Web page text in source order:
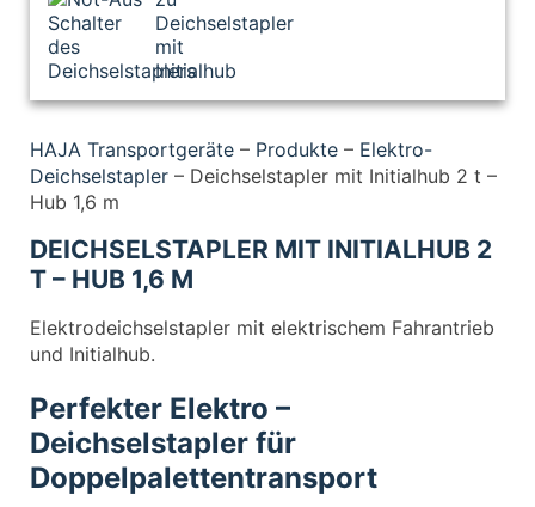
HAJA Transportgeräte – Produkte – Elektro-
Deichselstapler – Deichselstapler mit Initialhub 2 t –
Hub 1,6 m
DEICHSELSTAPLER MIT INITIALHUB 2
T – HUB 1,6 M
Elektrodeichselstapler mit elektrischem Fahrantrieb
und Initialhub.
Perfekter Elektro –
Deichselstapler für
Doppelpalettentransport